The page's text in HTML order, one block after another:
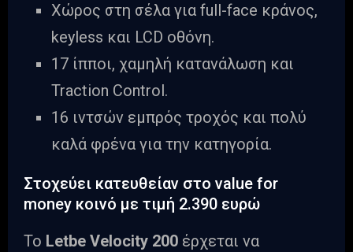
Χώρος στη σέλα για full-face κράνος,
keyless και LCD οθόνη.
17 ίπποι, χαμηλή κατανάλωση και
Traction Control.
16 ιντσών εμπρός τροχός και πολύ
καλά φρένα για την κατηγορία.
Στοχεύει κατευθείαν στο value for
money κοινό με τιμή 2.390 ευρώ
Το Letbe Velocity 200 έρχεται να